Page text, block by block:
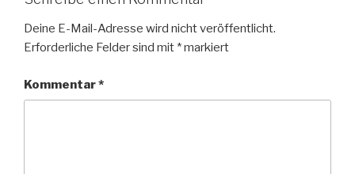
Deine E-Mail-Adresse wird nicht veröffentlicht.
Erforderliche Felder sind mit *markiert
Kommentar*